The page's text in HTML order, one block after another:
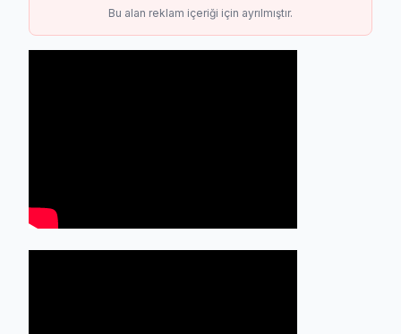
Bu alan reklam içeriği için ayrılmıştır.